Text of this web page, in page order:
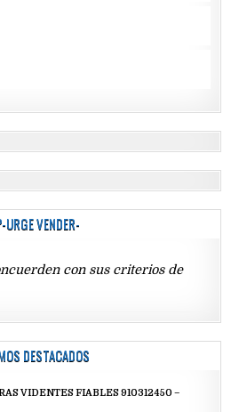
URGE VENDER-
con sus criterios de
DESTACADOS
VIDENTES FIABLES 910312450 –